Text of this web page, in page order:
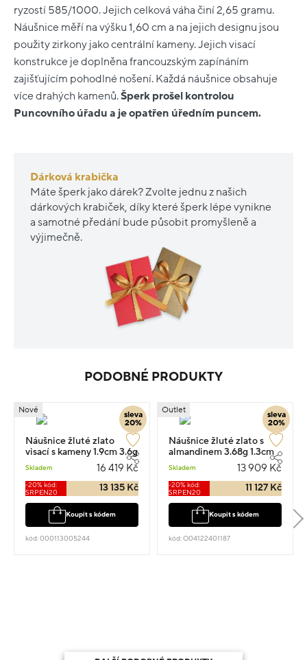
ryzostí 585/1000. Jejich celková váha činí 2,65 gramu.
Náušnice měří na výšku 1,60 cm a na jejich designu jsou
použity zirkony jako centrální kameny. Jejich visací
konstrukce je doplněna francouzským zapínáním
zajišťujícím pohodlné nošení. Každá náušnice obsahuje
více drahých kamenů.Šperk prošel kontrolou
Puncovního úřadu a je opatřen úředním puncem.
Dárková krabička
Máte šperk jako dárek? Zvolte jednu z našich
dárkových krabiček, díky které šperk lépe vynikne
a samotné předání bude působit promyšleně a
výjimečně.
PODOBNÉ PRODUKTY
sleva
20%
Nové
Náušnice žluté zlato
visací s kameny 1.9cm 3.6g
Skladem 16 419 Kč
-20% kód:
SRPEN20
13 135 Kč
Koupit s kódem
kód: 000113005244
sleva
20%
Outlet
Náušnice žluté zlato s
almandinem 3.68g 1.3cm
Skladem 13 909 Kč
-20% kód:
SRPEN20
11 127 Kč
Koupit s kódem
kód: O04122401187